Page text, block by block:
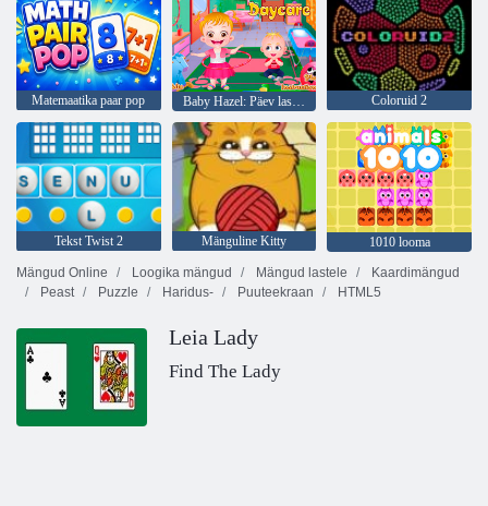
Matemaatika paar pop Baby Hazel: Päev lasteaias Coloruid 2
Tekst Twist 2 Mänguline Kitty
1010 looma
Mängud Online
Loogika mängud Mängud lastele
Kaardimängud
Peast
Puzzle Haridus- Puuteekraan HTML5
Leia Lady
Find The Lady